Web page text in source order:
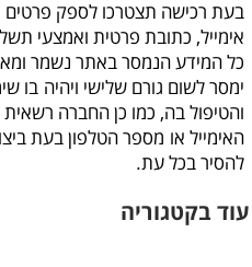
בעת רכישה תצטרכו לספק פרטים
אימייל, כתובת פרטית ואמצעי
כל המידע הנמסר באתר נשמר
ימסר לשום גורם שלישי ויהיה בו
והטיפול בה, כמו כן החברה רשאית
האימייל או מספר הטלפון בעת
להסיר בכל עת.
עוד בקטגוריה